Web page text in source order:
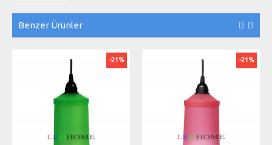
Benzer Ürünler
-21% -21%